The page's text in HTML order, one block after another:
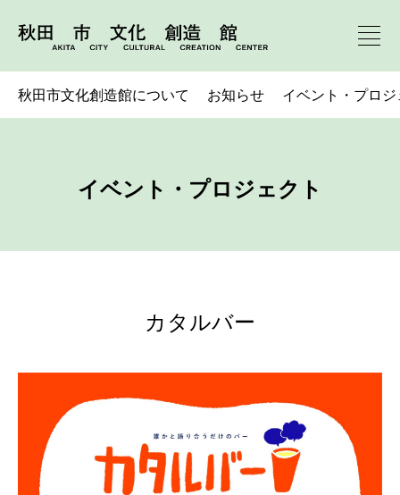
秋田市文化創造館について お知らせ イベント・プロ
イベント・プロジェクト
カタルバー